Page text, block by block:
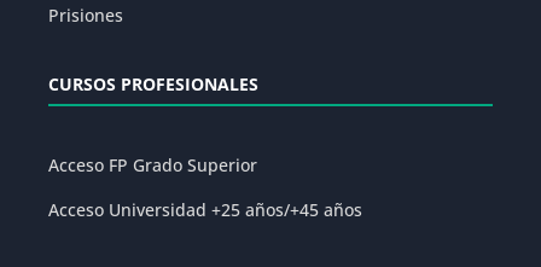
Prisiones
CURSOS PROFESIONALES
Acceso FP Grado Superior
Acceso Universidad +25 años/+45 años